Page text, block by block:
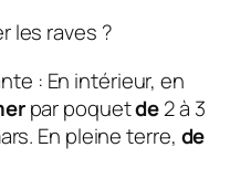
les raves ?
: En intérieur, en
par poquetde2 à 3
En pleine terre, de